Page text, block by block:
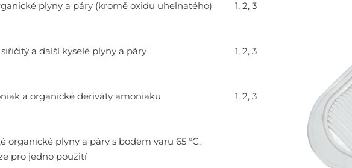
plyny a páry (kromě oxidu uhelnatého) 1, 2, 3
a další kyselé plyny a páry 1, 2, 3
a organické deriváty amoniaku 1, 2, 3
organické plyny a páry s bodem varu 65 °C.
pro jedno použití